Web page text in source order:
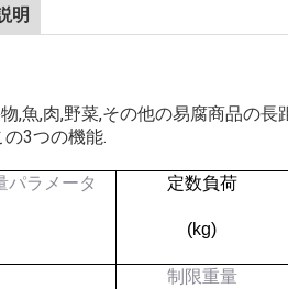
明
,魚,肉,野菜,その他の易腐商品の
の3つの機能.
パラメータ 定数負荷
(kg)
制限重量